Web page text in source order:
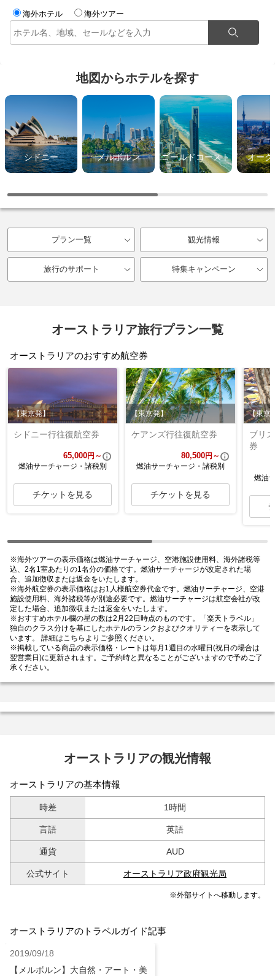
海外ホテル 海外ツアー
地図からホテルを探す
シドニー メルボルン ゴールドコースト オー
プラン一覧 観光情報
旅行のサポート 特集キャンペーン
オーストラリア旅行プラン一覧
オーストラリアのおすすめ航空券
【東京発】
シドニー行往復航空券
65,000円～
燃油サーチャージ・諸税別
チケットを見る
【東京発】
ケアンズ行往復航空券
80,500円～
燃油サーチャージ・諸税別
チケットを見る
【東京
ブリ
券
燃油
※海外ツアーの表示価格は燃油サーチャージ、空港施設使用料、海外諸税等
込、2名1室あたりの1名分の価格です。燃油サーチャージが改定された場
合、追加徴収または返金をいたします。
※海外航空券の表示価格はお1人様航空券代金です。燃油サーチャージ、空港
施設使用料、海外諸税等が別途必要です。燃油サーチャージは航空会社が改
定した場合、追加徴収または返金をいたします。
※おすすめホテル欄の星の数は2月22日時点のものです。「楽天トラベル」
独自のクラス分けを基にしたホテルのランクおよびクオリティーを表示して
います。 詳細はこちら よりご参照ください。
※掲載している商品の表示価格・レートは毎月1週目の水曜日(祝日の場合は
翌営業日)に更新されます。ご予約時と異なることがございますので予めご了
承ください。
オーストラリアの観光情報
オーストラリアの基本情報
時差 1時間
言語 英語
通貨 AUD
公式サイト オーストラリア政府観光局
※外部サイトへ移動します。
オーストラリアのトラベルガイド記事
2019/09/18
【メルボルン】大自然・アート・美